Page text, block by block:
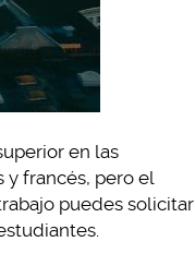
en las
y francés, pero el
puedes solicitar